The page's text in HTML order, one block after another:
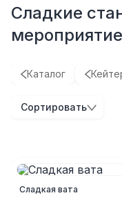
Сладкие
мероприятие
Каталог
Сортировать
Комплексное решение
с возможностью
Кейс
Корпоратив для
Сладкая вата